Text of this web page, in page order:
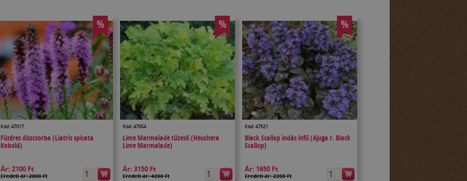
%
Kód: 47017
Füzéres díszcsorba (Liatris spicata
Kobold)
Ár:2100 Ft
Eredeti ár: 2800 Ft
%
Kód: 47054
Lime Marmalade tűzeső (Heuchera
Lime Marmalade)
Ár:3150 Ft
Eredeti ár: 4200 Ft
%
Kód: 47521
Black Scallop indás ínfű (Ajuga r. Black
Scallop)
Ár: 1650 Ft
Eredeti ár: 2200 Ft